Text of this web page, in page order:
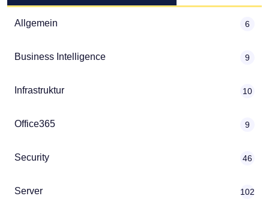
Allgemein 6
Business Intelligence 9
Infrastruktur 10
Office365 9
Security 46
Server 102